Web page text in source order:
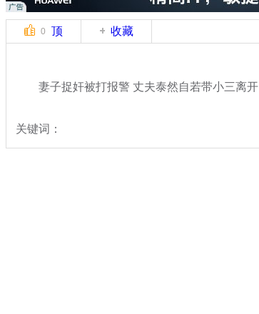
0 顶 收藏
妻子捉奸被打报警 丈夫泰然自若带小三离开
关键词：